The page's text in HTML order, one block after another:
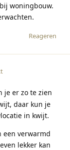
woningbouw.
Reageren
je er zo te zien
daar kun je
in kwijt.
een verwarmd
lekker kan